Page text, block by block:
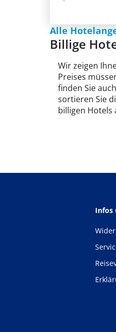
Alle
Billige
Wir zeigen
Preises
finden Sie
sortieren Sie
billigen Hotels
Infos